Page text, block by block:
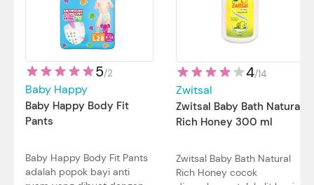
5/2
Baby Happy
Baby Happy Body Fit
Pants
Baby Happy Body Fit Pants
adalah popok bayi anti
4/14
Zwitsal
Zwitsal Baby Bath Natural
Rich Honey 300 ml
Zwitsal Baby Bath Natural
Rich Honey cocok